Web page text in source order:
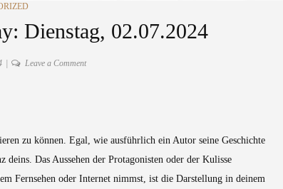
Dienstag, 02.07.2024
Leave a Commenton
Dienstag,
02.07.2024
zu können. Egal, wie ausführlich ein Autor seine Geschichte
Das Aussehen der Protagonisten oder der Kulisse
Fernsehen oder Internet nimmst, ist die Darstellung in deinem